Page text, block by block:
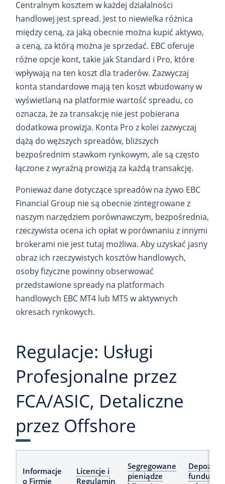
Centralnym kosztem w każdej działalności
handlowej jest spread. Jest to niewielka różnica
między ceną, za jaką obecnie można kupić aktywo,
a ceną, za którą można je sprzedać. EBC oferuje
różne opcje kont, takie jak Standard i Pro, które
wpływają na ten koszt dla traderów. Zazwyczaj
konta standardowe mają ten koszt wbudowany w
wyświetlaną na platformie wartość spreadu, co
oznacza, że za transakcję nie jest pobierana
dodatkowa prowizja. Konta Pro z kolei zazwyczaj
dążą do węższych spreadów, bliższych
bezpośrednim stawkom rynkowym, ale są często
łączone z wyraźną prowizją za każdą transakcję.
Ponieważ dane dotyczące spreadów na żywo EBC
Financial Group nie są obecnie zintegrowane z
naszym narzędziem porównawczym, bezpośrednia,
rzeczywista ocena ich opłat w porównaniu z innymi
brokerami nie jest tutaj możliwa. Aby uzyskać jasny
obraz ich rzeczywistych kosztów handlowych,
osoby fizyczne powinny obserwować
przedstawione spready na platformach
handlowych EBC MT4 lub MT5 w aktywnych
okresach rynkowych.
Regulacje: Usługi
Profesjonalne przez
FCA/ASIC, Detaliczne
przez Offshore
Informacje
o Firmie
Licencje i
Regulamin
Segregowane
pieniądze
fundusz